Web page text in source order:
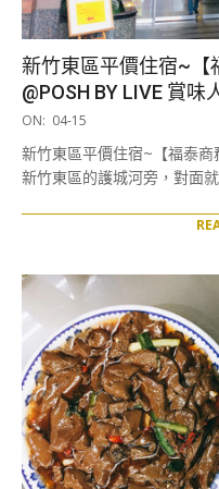
新竹東區平價住宿~【
@POSH BY LIVE 賞味
2019-
15
ON: 04-15
新竹東區平價住宿~【福泰
新竹東區的護城河旁，對面